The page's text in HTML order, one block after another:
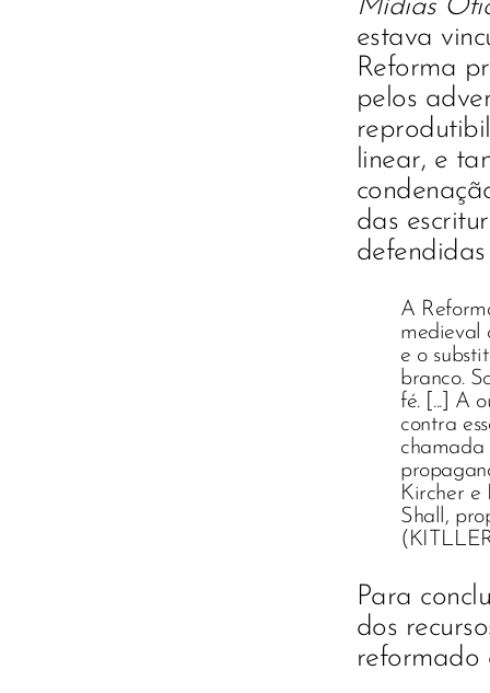
Mídias
estava
Reforma
pelos
linear, e
das
A
medieval
e o
branco.
fé. [...] A
contra
chamada
Kircher e
Shall,
Para
dos
reformado